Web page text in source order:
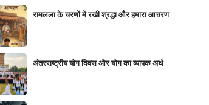
रामलला के चरणों में रखी श्रद्धा और हमारा आचरण
अंतरराष्ट्रीय योग दिवस और योग का व्यापक अर्थ